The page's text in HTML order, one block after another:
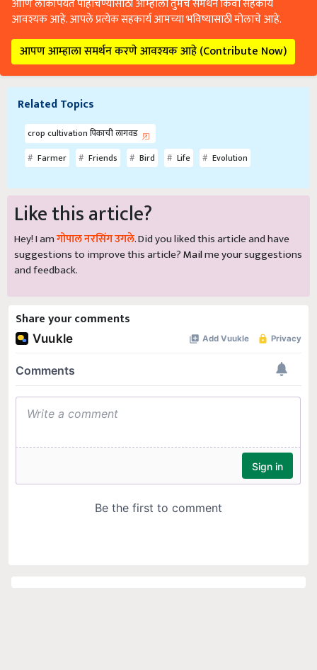
आणि लोकांपर्यंत पोहोचण्यासाठी आम्हाला तुमचे समर्थन किंवा सहकार्य
आवश्यक आहे. आपले प्रत्येक सहकार्य आमच्या भविष्यासाठी मोलाचे आहे.
आपण आम्हाला समर्थन करणे आवश्यक आहे (Contribute Now)
Related Topics
crop cultivation पिकाची लागवड
Farmer
Friends Bird Life Evolution
Like this article?
Hey! I amगोपाल नरसिंग उगले. Did you liked this article and have
suggestions to improve this article?Mailme your suggestions
and feedback.
Share your comments